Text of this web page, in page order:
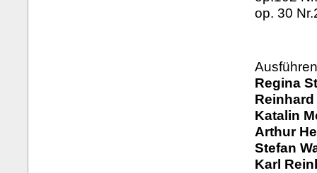
op. 30
Regina
Katalin
Arthur
Stefan
Karl